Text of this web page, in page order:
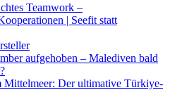
Teamwork –
| Seefit statt
aufgehoben – Malediven bald
Mittelmeer: Der ultimative Türkiye-